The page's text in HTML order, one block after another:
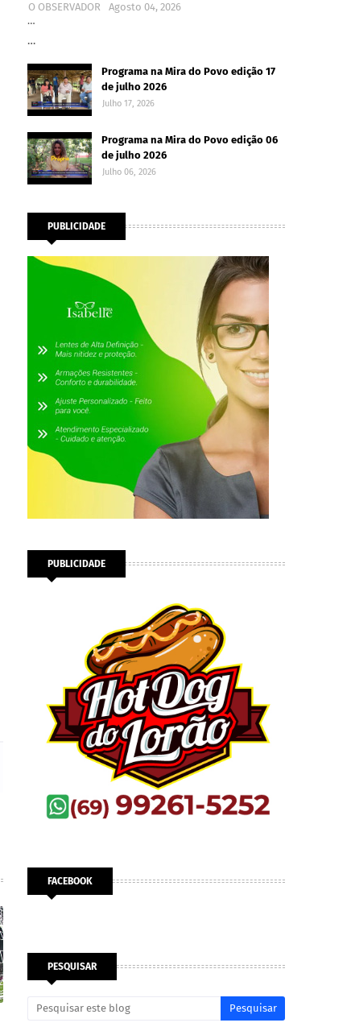
O OBSERVADOR
Agosto 04, 2026
…
…
Programa na Mira do Povo edição 17
de julho 2026
Julho 17, 2026
Programa na Mira do Povo edição 06
de julho 2026
Julho 06, 2026
PUBLICIDADE
PUBLICIDADE
FACEBOOK
PESQUISAR